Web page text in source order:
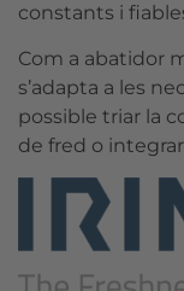
constants i
Com a abatidor
s’adapta a les
possible triar la
de fred o